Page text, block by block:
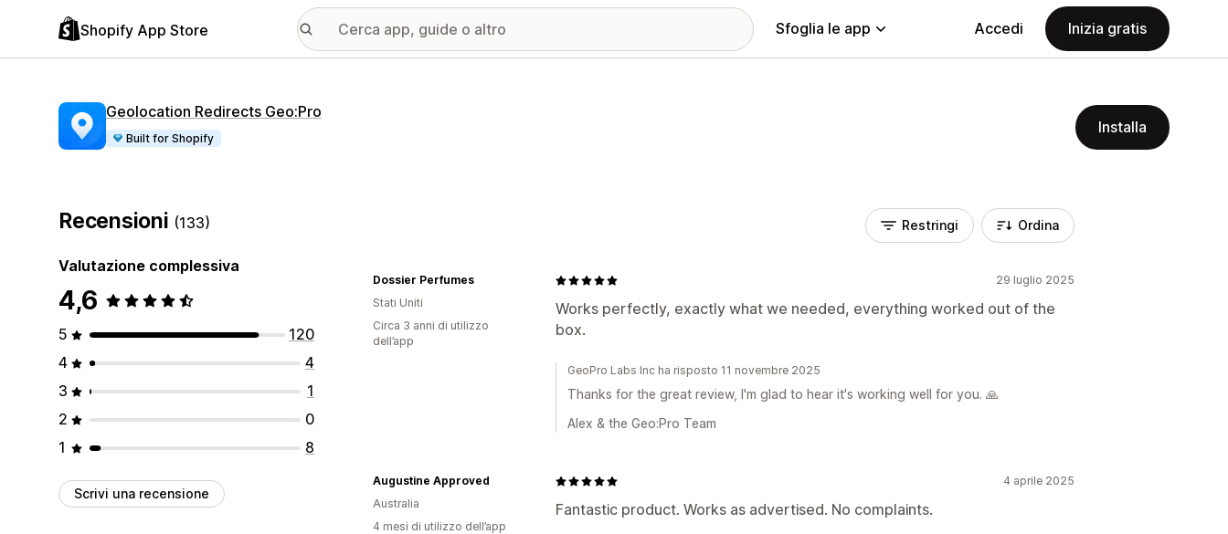
Shopify App Store Sfoglia le app Accedi Inizia gratis
Geolocation Redirects Geo:Pro
Built for Shopify
Installa
Recensioni (133)
Valutazione complessiva
4,6
5
120
4
4
3
1
2
0
1
8
Scrivi una recensione
Restringi Ordina
29 luglio 2025
Works perfectly, exactly what we needed, everything worked out of the
box.
Dossier Perfumes
Stati Uniti
Circa 3 anni di utilizzo
dell’app
GeoPro Labs Inc ha risposto 11 novembre 2025
Thanks for the great review, I'm glad to hear it's working well for you. 🙏
Alex & the Geo:Pro Team
4 aprile 2025
Fantastic product. Works as advertised. No complaints.
Augustine Approved
Australia
4 mesi di utilizzo dell’app